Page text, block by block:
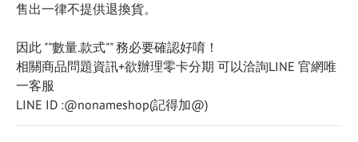
售出一律不提供退換貨。
因此 ""數量.款式"" 務必要確認好唷！
相關商品問題資訊+欲辦理零卡分期 可以洽詢LINE 官網唯
一客服
LINE ID :@nonameshop(記得加@)